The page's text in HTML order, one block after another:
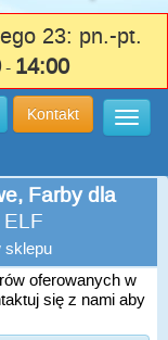
23: pn.-pt.
- 14:00
Kontakt
Farby dla
sklepu
oferowanych w
się z nami aby